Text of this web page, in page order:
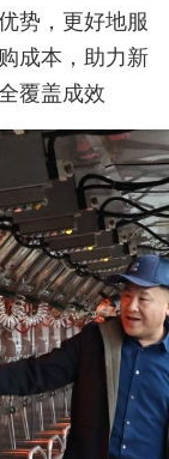
势，更好地服
成本，助力新
覆盖成效